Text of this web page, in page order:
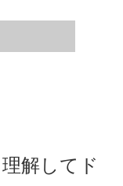
解してド